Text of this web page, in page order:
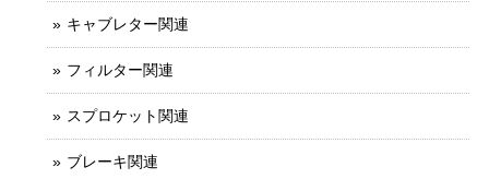
キャブレター関連
フィルター関連
スプロケット関連
ブレーキ関連